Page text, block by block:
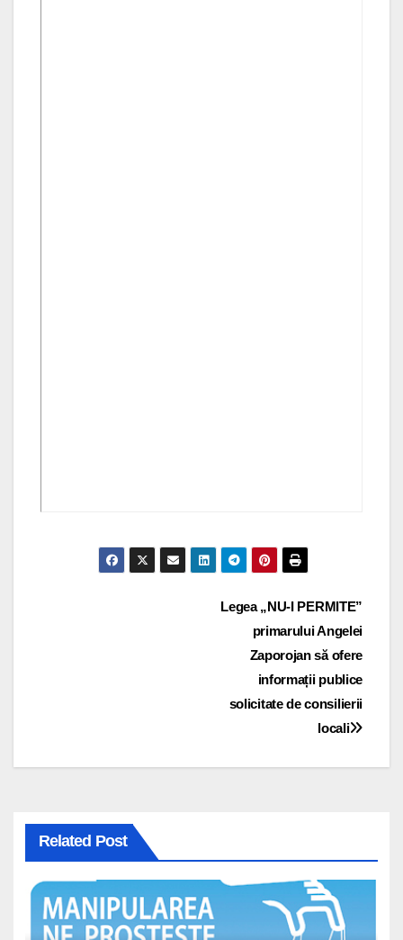
Legea „NU-I PERMITE”
primarului Angelei
Zaporojan să ofere
informații publice
solicitate de consilierii
locali
Related Post